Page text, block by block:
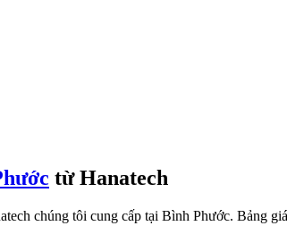
từ Hanatech
chúng tôi cung cấp tại Bình Phước. Bảng